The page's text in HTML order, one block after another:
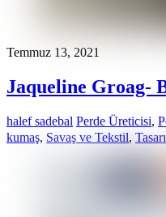
Temmuz 13, 2021
Jaqueline Groag-
halef sadebal Perde Üreticisi,
kumaş, Savaş ve Tekstil,